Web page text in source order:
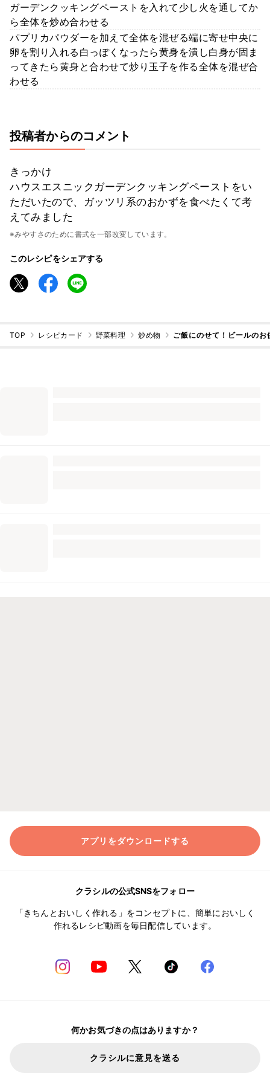
ガーデンクッキングペーストを入れて少し火を通してか
ら全体を炒め合わせる
パプリカパウダーを加えて全体を混ぜる端に寄せ中央に
卵を割り入れる白っぽくなったら黄身を潰し白身が固ま
ってきたら黄身と合わせて炒り玉子を作る全体を混ぜ合
わせる
投稿者からのコメント
きっかけ
ハウスエスニックガーデンクッキングペーストをい
ただいたので、ガッツリ系のおかずを食べたくて考
えてみました
※みやすさのために書式を一部改変しています。
このレシピをシェアする
TOP レシピカード 野菜料理 炒め物 ご飯にのせて！ビールの
アプリをダウンロードする
クラシルの公式SNSをフォロー
「きちんとおいしく作れる」をコンセプトに、簡単においしく
作れるレシピ動画を毎日配信しています。
何かお気づきの点はありますか？
クラシルに意見を送る